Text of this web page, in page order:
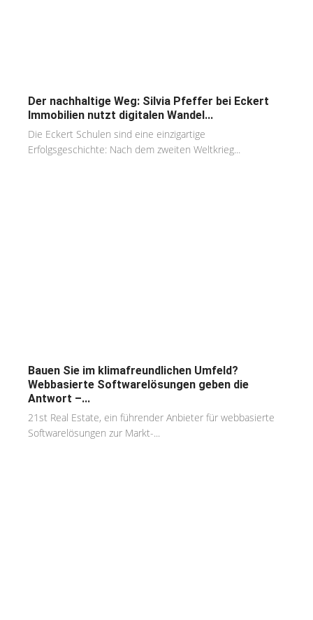
Der nachhaltige Weg: Silvia Pfeffer bei Eckert
Immobilien nutzt digitalen Wandel...
Die Eckert Schulen sind eine einzigartige
Erfolgsgeschichte: Nach dem zweiten Weltkrieg...
Bauen Sie im klimafreundlichen Umfeld?
Webbasierte Softwarelösungen geben die
Antwort –...
21st Real Estate, ein führender Anbieter für webbasierte
Softwarelösungen zur Markt-...